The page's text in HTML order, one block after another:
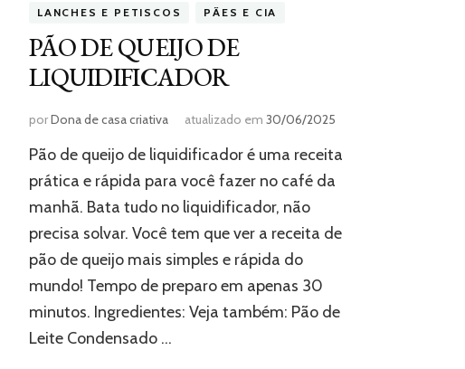
LANCHES E PETISCOS PÃES E CIA
PÃO DE QUEIJO DE
LIQUIDIFICADOR
porDona de casa criativa atualizado em 30/06/2025
Pão de queijo de liquidificador é uma receita
prática e rápida para você fazer no café da
manhã. Bata tudo no liquidificador, não
precisa solvar. Você tem que ver a receita de
pão de queijo mais simples e rápida do
mundo! Tempo de preparo em apenas 30
minutos. Ingredientes: Veja também: Pão de
Leite Condensado …